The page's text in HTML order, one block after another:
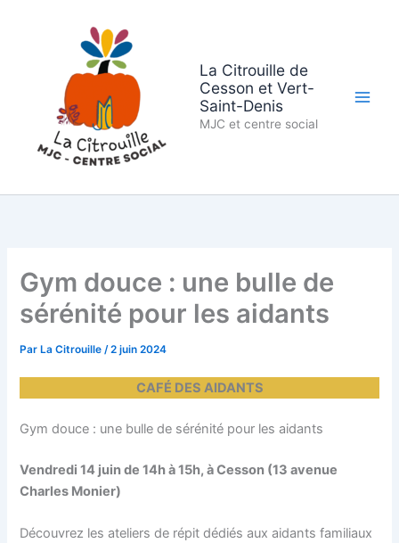
La Citrouille de
Cesson et Vert-
Saint-Denis
MJC et centre social
Gym douce : une bulle de
sérénité pour les aidants
Par La Citrouille/2 juin 2024
CAFÉ DES AIDANTS
Gym douce : une bulle de sérénité pour les aidants
Vendredi 14 juin de 14h à 15h, à Cesson (13 avenue
Charles Monier)
Découvrez les ateliers de répit dédiés aux aidants familiaux